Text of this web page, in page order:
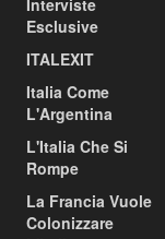
Interviste
Esclusive
ITALEXIT
Italia Come
L'Argentina
L'Italia Che Si
Rompe
La Francia Vuole
Colonizzare